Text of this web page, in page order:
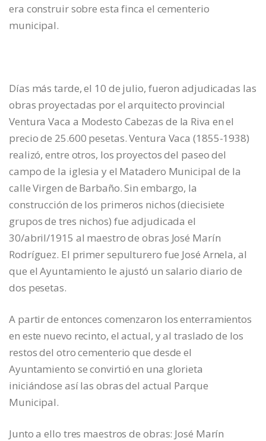
era construir sobre esta finca el cementerio
municipal.
Días más tarde, el 10 de julio, fueron adjudicadas las
obras proyectadas por el arquitecto provincial
Ventura Vaca a Modesto Cabezas de la Riva en el
precio de 25.600 pesetas. Ventura Vaca (1855-1938)
realizó, entre otros, los proyectos del paseo del
campo de la iglesia y el Matadero Municipal de la
calle Virgen de Barbaño. Sin embargo, la
construcción de los primeros nichos (diecisiete
grupos de tres nichos) fue adjudicada el
30/abril/1915 al maestro de obras José Marín
Rodríguez. El primer sepulturero fue José Arnela, al
que el Ayuntamiento le ajustó un salario diario de
dos pesetas.
A partir de entonces comenzaron los enterramientos
en este nuevo recinto, el actual, y al traslado de los
restos del otro cementerio que desde el
Ayuntamiento se convirtió en una glorieta
iniciándose así las obras del actual Parque
Municipal.
Junto a ello tres maestros de obras: José Marín